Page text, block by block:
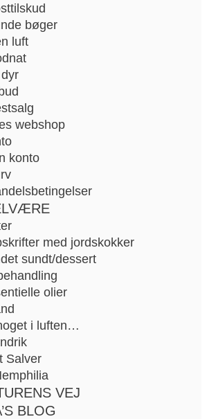
bøger
luft
webshop
konto
med jordskokker
sundt/dessert
olier
i luften…
Salver
VEJ
BLOG